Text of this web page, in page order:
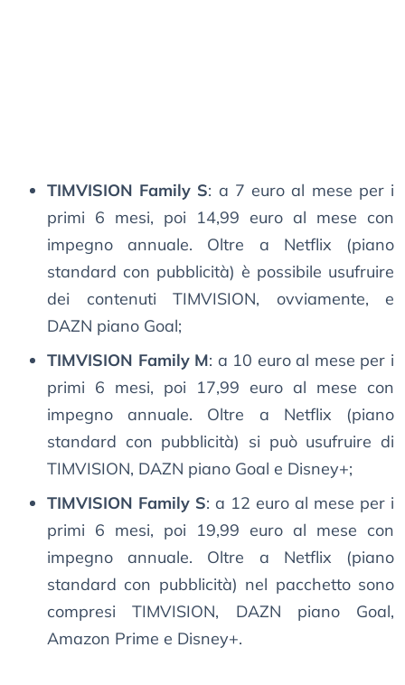
TIMVISION Family S: a 7 euro al mese per i
primi 6 mesi, poi 14,99 euro al mese con
impegno annuale. Oltre a Netflix (piano
standard con pubblicità) è possibile usufruire
dei contenuti TIMVISION, ovviamente, e
DAZN piano Goal;
TIMVISION Family M: a 10 euro al mese per i
primi 6 mesi, poi 17,99 euro al mese con
impegno annuale. Oltre a Netflix (piano
standard con pubblicità) si può usufruire di
TIMVISION, DAZN piano Goal e Disney+;
TIMVISION Family S: a 12 euro al mese per i
primi 6 mesi, poi 19,99 euro al mese con
impegno annuale. Oltre a Netflix (piano
standard con pubblicità) nel pacchetto sono
compresi TIMVISION, DAZN piano Goal,
Amazon Prime e Disney+.